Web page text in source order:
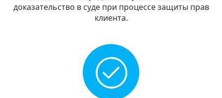
доказательство в суде при процессе защиты прав
клиента.